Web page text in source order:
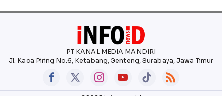
PT KANAL MEDIA MANDIRI
Jl. Kaca Piring No.6, Ketabang, Genteng, Surabaya, Jawa Timur